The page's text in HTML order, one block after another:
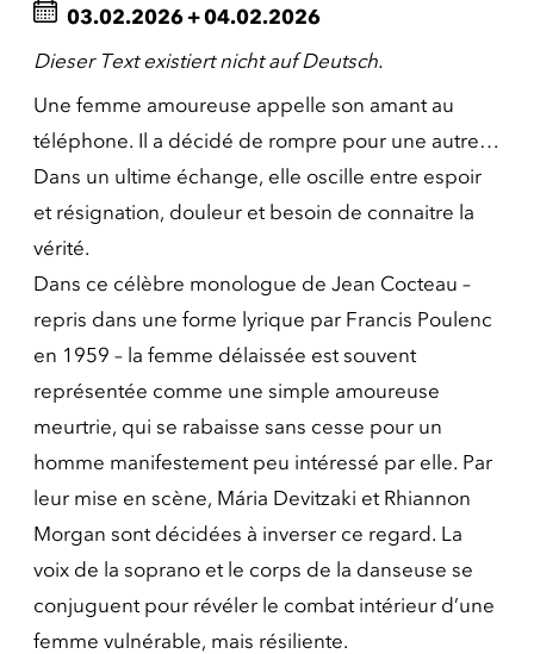
03.02.2026 +04.02.2026
Dieser Text existiert nicht auf Deutsch.
Une femme amoureuse appelle son amant au
téléphone. Il a décidé de rompre pour une autre…
Dans un ultime échange, elle oscille entre espoir
et résignation, douleur et besoin de connaitre la
vérité.
Dans ce célèbre monologue de Jean Cocteau –
repris dans une forme lyrique par Francis Poulenc
en 1959 – la femme délaissée est souvent
représentée comme une simple amoureuse
meurtrie, qui se rabaisse sans cesse pour un
homme manifestement peu intéressé par elle. Par
leur mise en scène, Mária Devitzaki et Rhiannon
Morgan sont décidées à inverser ce regard. La
voix de la soprano et le corps de la danseuse se
conjuguent pour révéler le combat intérieur d’une
femme vulnérable, mais résiliente.